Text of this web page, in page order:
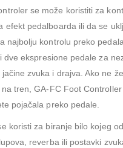
se može koristiti za
efekt pedalboarda ili da se
najbolju kontrolu preko
dve ekspresione pedale za
jačine zvuka i drajva. Ako ne
na tren, GA-FC Foot
pojačala preko pedale.
koristi za biranje bilo kojeg
reverba ili postavki